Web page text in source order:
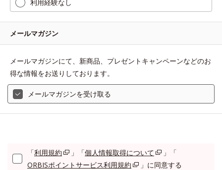
利用経験なし
メールマガジン
メールマガジンにて、新商品、プレゼントキャンペーンなどのお
得な情報をお送りしております。
メールマガジンを受け取る
「利用規約 」「個人情報取得について
」「
ORBISポイントサービス利用規約
」に同意する